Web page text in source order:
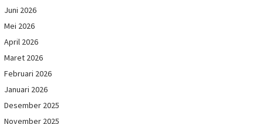
Juni 2026
Mei 2026
April 2026
Maret 2026
Februari 2026
Januari 2026
Desember 2025
November 2025